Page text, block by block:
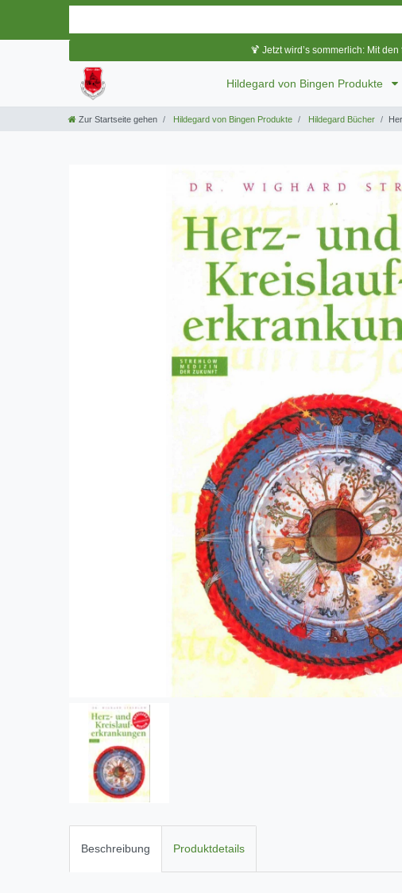
🍹 Jetzt wird’s sommerlich: Mit
Hildegard von Bingen Produkte
Zur Startseite gehen Hildegard von Bingen Produkte Hildegard Bücher
Beschreibung Produktdetails